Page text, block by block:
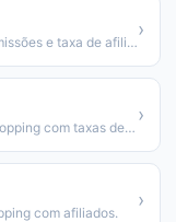
Calcule seu lucro no TikTok Shop com comissões e taxa de afiliado.
›
Calcule lucro vendendo pelo Instagram Shopping com taxas de pagamento.
›
com afiliados.
›